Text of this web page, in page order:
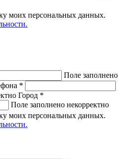
моих персональных данных.
Поле заполнено
*
Город *
Поле заполнено некорректно
моих персональных данных.